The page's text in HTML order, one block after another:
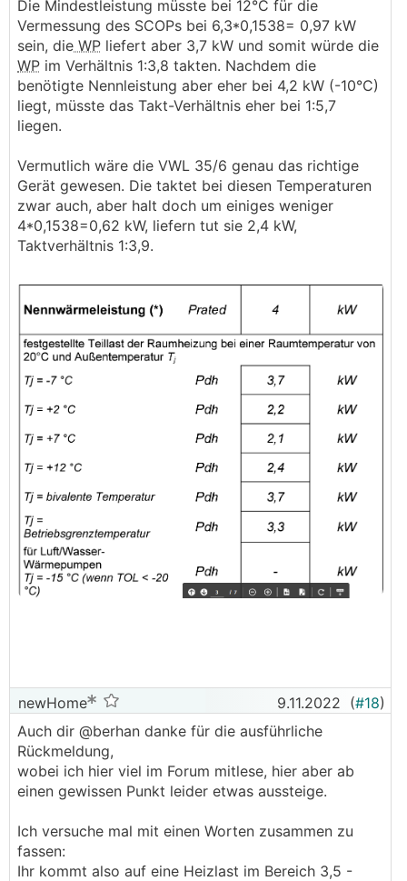
Die Mindestleistung müsste bei 12°C für die
Vermessung des SCOPs bei 6,3*0,1538= 0,97 kW
sein, die WP liefert aber 3,7 kW und somit würde die
WP im Verhältnis 1:3,8 takten. Nachdem die
benötigte Nennleistung aber eher bei 4,2 kW (-10°C)
liegt, müsste das Takt-Verhältnis eher bei 1:5,7
liegen.
Vermutlich wäre die VWL 35/6 genau das richtige
Gerät gewesen. Die taktet bei diesen Temperaturen
zwar auch, aber halt doch um einiges weniger
4*0,1538=0,62 kW, liefern tut sie 2,4 kW,
Taktverhältnis 1:3,9.
newHome 9.11.2022 (#18)
Auch dir @berhan danke für die ausführliche
Rückmeldung,
wobei ich hier viel im Forum mitlese, hier aber ab
einen gewissen Punkt leider etwas aussteige.
Ich versuche mal mit einen Worten zusammen zu
fassen:
Ihr kommt also auf eine Heizlast im Bereich 3,5 -